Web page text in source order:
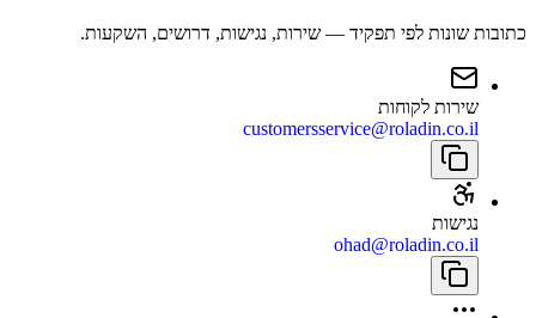
כתובות שונות לפי תפקיד — שירות, נגישות, דרושים, השקעות.
שירות לקוחות
customersservice@roladin.co.il
נגישות
ohad@roladin.co.il